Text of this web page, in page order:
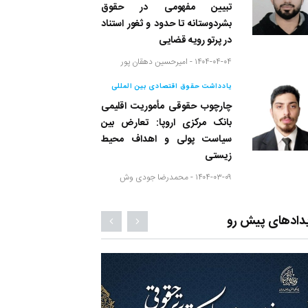
تبیین مفهومی در حقوق
بشردوستانه تا حدود و ثغور استناد
در پرتو رویه قضایی
۱۴۰۴-۰۴-۰۴ - امیرحسین دهقان پور
یادداشت حقوق اقتصادی بین المللی
چارچوب حقوقی مأموریت اقلیمی
بانک مرکزی اروپا: تعارض بین
سیاست پولی و اهداف محیط
زیستی
۱۴۰۴-۰۳-۰۹ - محمدرضا جودی وش
پیش رو